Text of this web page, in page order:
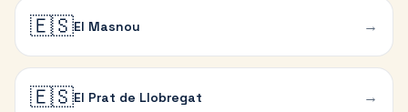
🇪🇸El Masnou →
🇪🇸El Prat de Llobregat →